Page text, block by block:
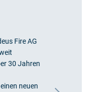
Fire AG
30 Jahren
neuen